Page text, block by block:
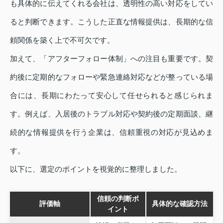
も具体的に伝えてくれる会社は、透明性の高い対応をしてい
ると判断できます。こうした正直な情報提供は、長期的な信
頼関係を築く上で不可欠です。
加えて、「アフターフォロー体制」への注目も重要です。契
約後に定期的なフォローや緊急連絡対応などが整っている場
合には、長期にわたって安心して任せられると感じられま
す。例えば、入居後のトラブル対応や契約後の定期面談、継
続的な情報提供を行う企業は、信頼重視の対応が見込めま
す。
以下に、選定のポイントを視覚的に整理しました。
評価軸
信頼の判断ポ
イント
具体的な確認方法